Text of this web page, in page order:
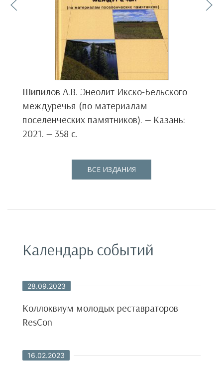
Шипилов А.В. Энеолит Икско-Бельского
междуречья (по материалам
поселенческих памятников). — Казань:
2021. — 358 с.
ВСЕ ИЗДАНИЯ
Календарь событий
28.09.2023
Коллоквиум молодых реставраторов
ResCon
16.02.2023